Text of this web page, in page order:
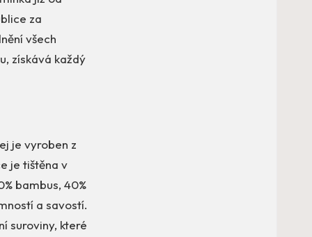
za
všech
získává každý
je vyroben z
je tištěna v
bambus, 40%
a savostí.
suroviny, které